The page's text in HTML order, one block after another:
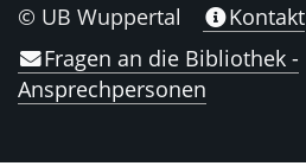
© UB Wuppertal
Kontakt
Fragen an die Bibliothek -
Ansprechpersonen